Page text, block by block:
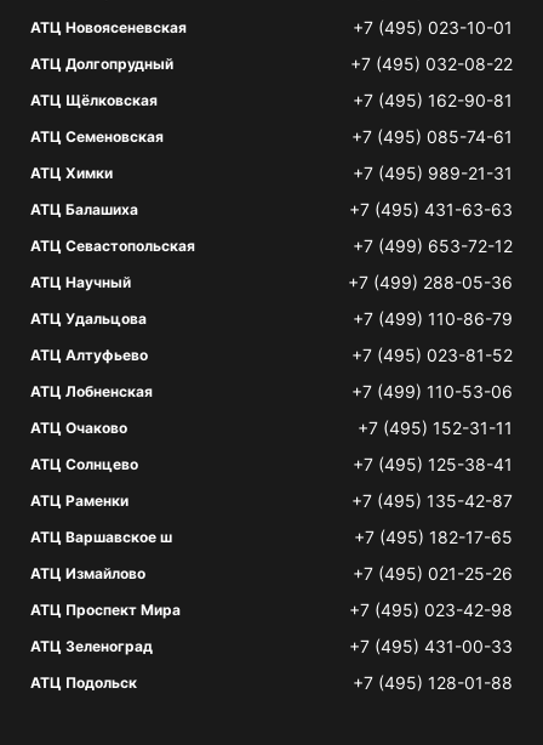
АТЦ Новоясеневская +7 (495) 023-10-01
АТЦ Долгопрудный +7 (495) 032-08-22
АТЦ Щёлковская +7 (495) 162-90-81
АТЦ Семеновская +7 (495) 085-74-61
АТЦ Химки +7 (495) 989-21-31
АТЦ Балашиха +7 (495) 431-63-63
АТЦ Севастопольская +7 (499) 653-72-12
АТЦ Научный +7 (499) 288-05-36
АТЦ Удальцова +7 (499) 110-86-79
АТЦ Алтуфьево +7 (495) 023-81-52
АТЦ Лобненская +7 (499) 110-53-06
АТЦ Очаково +7 (495) 152-31-11
АТЦ Солнцево +7 (495) 125-38-41
АТЦ Раменки +7 (495) 135-42-87
АТЦ Варшавское ш +7 (495) 182-17-65
АТЦ Измайлово +7 (495) 021-25-26
АТЦ Проспект Мира +7 (495) 023-42-98
АТЦ Зеленоград +7 (495) 431-00-33
АТЦ Подольск +7 (495) 128-01-88